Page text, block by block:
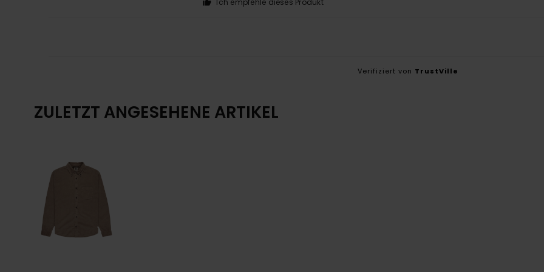
Ich empfehle dieses Produkt
Verifiziert von TrustVille
ZULETZT ANGESEHENE ARTIKEL